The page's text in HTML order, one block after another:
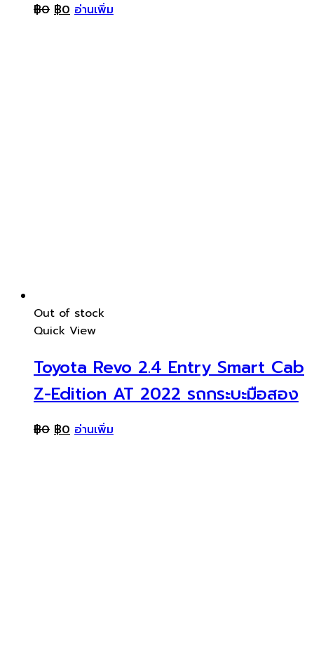
฿0 ฿0 อ่านเพิ่ม
Out of stock
Quick View
Toyota Revo 2.4 Entry Smart Cab
Z-Edition AT 2022 รถกระบะมือสอง
฿0 ฿0 อ่านเพิ่ม